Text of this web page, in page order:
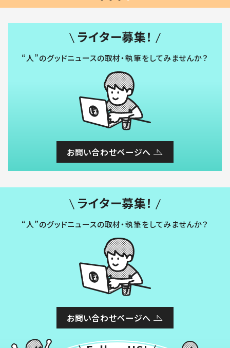
ライター募集！
“人”のグッドニュースの取材・執筆をしてみませんか？
お問い合わせページへ
ライター募集！
“人”のグッドニュースの取材・執筆をしてみませんか？
お問い合わせページへ